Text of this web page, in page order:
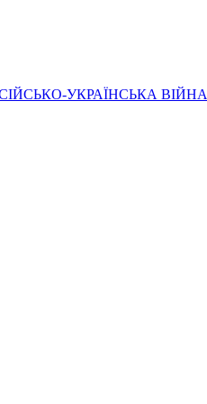
УКРАЇНСЬКА ВІЙНА